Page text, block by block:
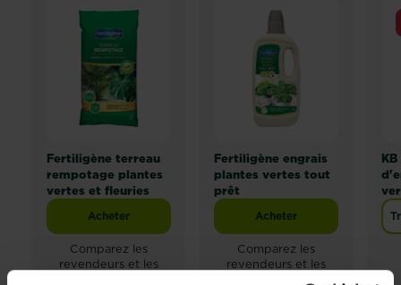
Fertiligène terreau
rempotage plantes
vertes et fleuries
Acheter
Fertiligène terreau rempotage plantes vertes et
Comparez les
revendeurs et les
Fertiligène engrais
plantes vertes tout
prêt
Acheter
Fertiligène engrais
Comparez les
revendeurs et les